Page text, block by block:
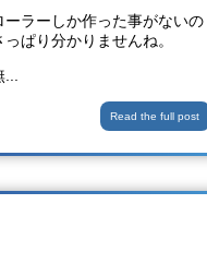
ラーしか作った事がないの
ぱり分かりませんね。
Read the full post